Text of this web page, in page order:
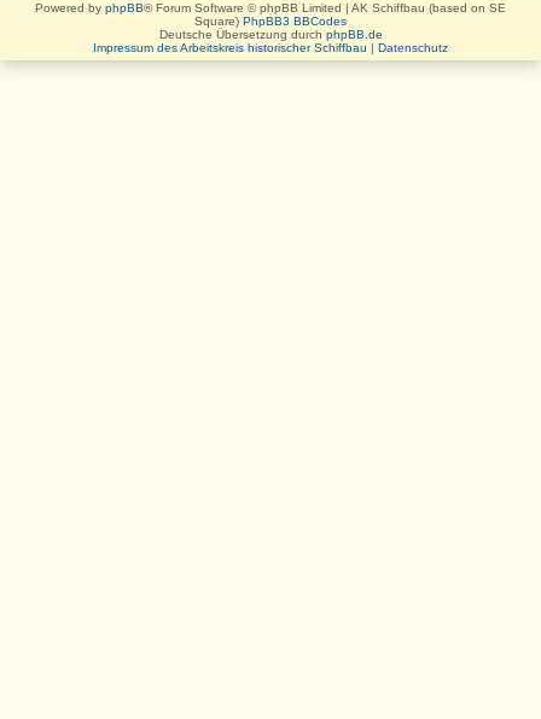
Powered by phpBB® Forum Software © phpBB Limited | AK Schiffbau (based on SE
Square) PhpBB3 BBCodes
Deutsche Übersetzung durch phpBB.de
Impressum des Arbeitskreis historischer Schiffbau | Datenschutz